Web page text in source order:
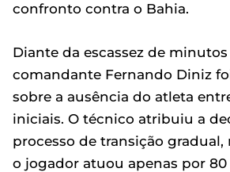
confronto contra o Bahia.
Diante da escassez de
comandante Fernando Diniz
sobre a ausência do atleta
iniciais. O técnico atribuiu a
processo de transição
o jogador atuou apenas por